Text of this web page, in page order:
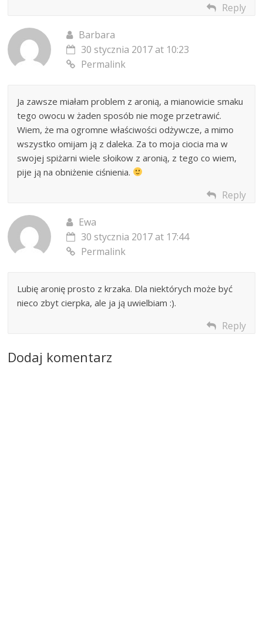
Reply
Barbara
30 stycznia 2017 at 10:23
Permalink
Ja zawsze miałam problem z aronią, a mianowicie smaku
tego owocu w żaden sposób nie moge przetrawić.
Wiem, że ma ogromne właściwości odżywcze, a mimo
wszystko omijam ją z daleka. Za to moja ciocia ma w
swojej spiżarni wiele słoikow z aronią, z tego co wiem,
pije ją na obniżenie ciśnienia.
Reply
Ewa
30 stycznia 2017 at 17:44
Permalink
Lubię aronię prosto z krzaka. Dla niektórych może być
nieco zbyt cierpka, ale ja ją uwielbiam :).
Reply
Dodaj komentarz